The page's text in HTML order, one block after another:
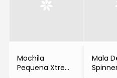
Mochila
Pequena Xtrem
Mala